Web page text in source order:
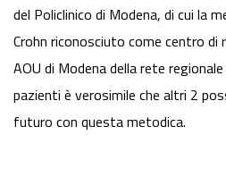
del Policlinico di Modena, di cui la
Crohn riconosciuto come centro di
AOU di Modena della rete
pazienti è verosimile che altri 2
futuro con questa metodica.